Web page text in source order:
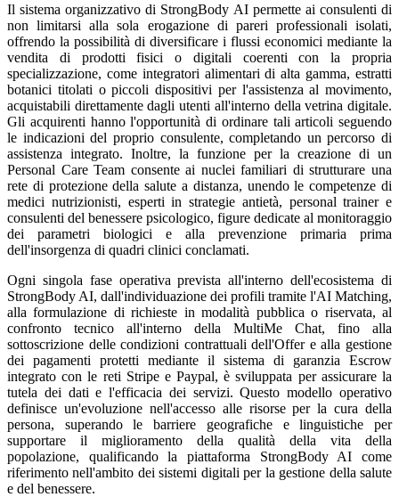
Il sistema organizzativo di StrongBody AI permette ai consulenti di
non limitarsi alla sola erogazione di pareri professionali isolati,
offrendo la possibilità di diversificare i flussi economici mediante la
vendita di prodotti fisici o digitali coerenti con la propria
specializzazione, come integratori alimentari di alta gamma, estratti
botanici titolati o piccoli dispositivi per l'assistenza al movimento,
acquistabili direttamente dagli utenti all'interno della vetrina digitale.
Gli acquirenti hanno l'opportunità di ordinare tali articoli seguendo
le indicazioni del proprio consulente, completando un percorso di
assistenza integrato. Inoltre, la funzione per la creazione di un
Personal Care Team consente ai nuclei familiari di strutturare una
rete di protezione della salute a distanza, unendo le competenze di
medici nutrizionisti, esperti in strategie antietà, personal trainer e
consulenti del benessere psicologico, figure dedicate al monitoraggio
dei parametri biologici e alla prevenzione primaria prima
dell'insorgenza di quadri clinici conclamati.
Ogni singola fase operativa prevista all'interno dell'ecosistema di
StrongBody AI, dall'individuazione dei profili tramite l'AI Matching,
alla formulazione di richieste in modalità pubblica o riservata, al
confronto tecnico all'interno della MultiMe Chat, fino alla
sottoscrizione delle condizioni contrattuali dell'Offer e alla gestione
dei pagamenti protetti mediante il sistema di garanzia Escrow
integrato con le reti Stripe e Paypal, è sviluppata per assicurare la
tutela dei dati e l'efficacia dei servizi. Questo modello operativo
definisce un'evoluzione nell'accesso alle risorse per la cura della
persona, superando le barriere geografiche e linguistiche per
supportare il miglioramento della qualità della vita della
popolazione, qualificando la piattaforma StrongBody AI come
riferimento nell'ambito dei sistemi digitali per la gestione della salute
e del benessere.